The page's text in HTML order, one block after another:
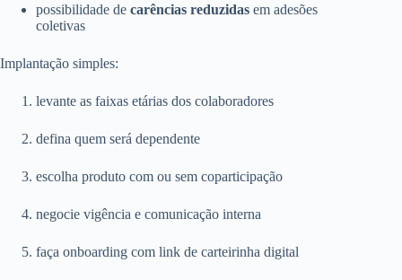
possibilidade de carências reduzidas em adesões
coletivas
Implantação simples:
levante as faixas etárias dos colaboradores
defina quem será dependente
escolha produto com ou sem coparticipação
negocie vigência e comunicação interna
faça onboarding com link de carteirinha digital